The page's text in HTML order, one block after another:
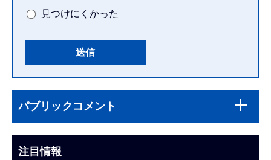
見つけにくかった
文
こ
ま
ビ
パブリックコメント
注目情報